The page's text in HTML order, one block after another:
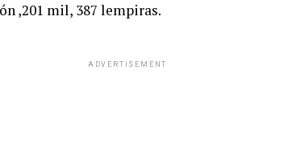
,201 mil, 387 lempiras.
ADVERTISEMENT